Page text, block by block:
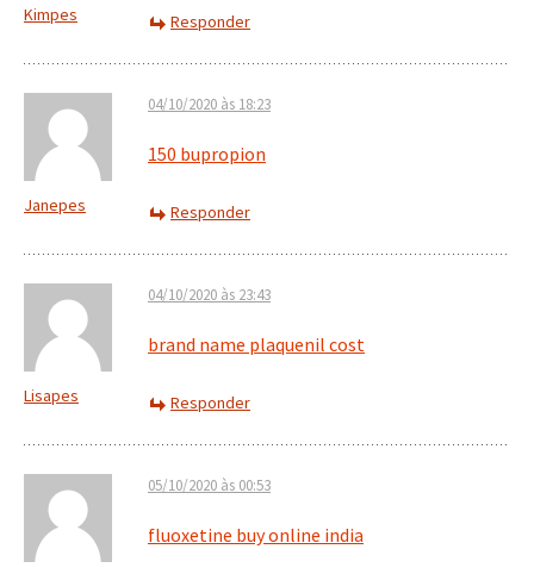
Kimpes Responder
Janepes
04/10/2020 às 18:23
150 bupropion
Responder
Lisapes
04/10/2020 às 23:43
brand name plaquenil cost
Responder
05/10/2020 às 00:53
fluoxetine buy online india